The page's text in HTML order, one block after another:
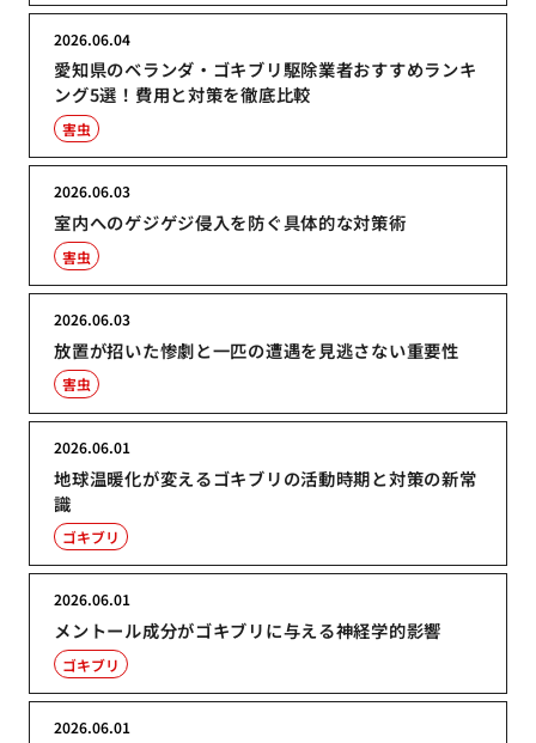
愛知県のベランダ・ゴキブリ駆除業者おすすめランキ
ング5選！費用と対策を徹底比較
2026.06.04
害虫
室内へのゲジゲジ侵入を防ぐ具体的な対策術
2026.06.03
害虫
放置が招いた惨劇と一匹の遭遇を見逃さない重要性
2026.06.03
害虫
地球温暖化が変えるゴキブリの活動時期と対策の新常
識
2026.06.01
ゴキブリ
メントール成分がゴキブリに与える神経学的影響
2026.06.01
ゴキブリ
2026.06.01